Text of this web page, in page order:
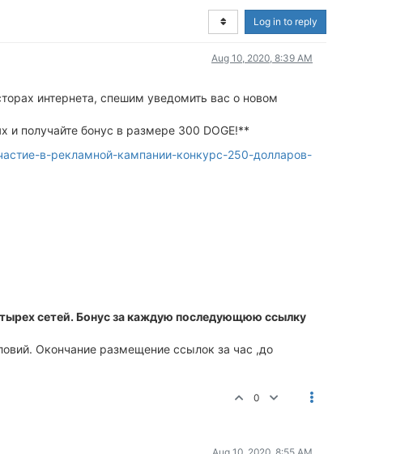
Log in to reply
Aug 10, 2020, 8:39 AM
интернета, спешим уведомить вас о новом
и получайте бонус в размере 300 DOGE!**
в-рекламной-кампании-конкурс-250-долларов-
сетей. Бонус за каждую последующюю ссылку
Окончание размещение ссылок за час ,до
0